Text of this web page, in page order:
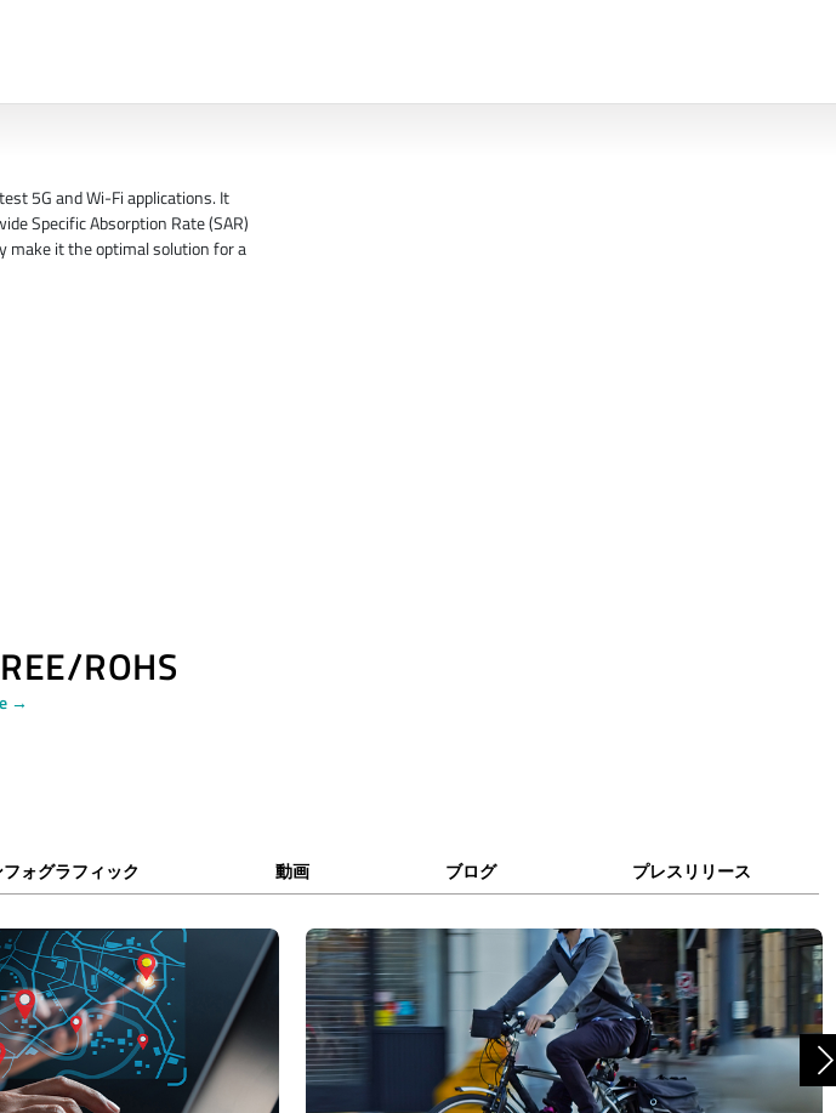
5G and Wi-Fi applications. It
Specific Absorption Rate (SAR)
make it the optimal solution for a
ROHS
→
ォグラフィック 動画 ブログ プレスリリース